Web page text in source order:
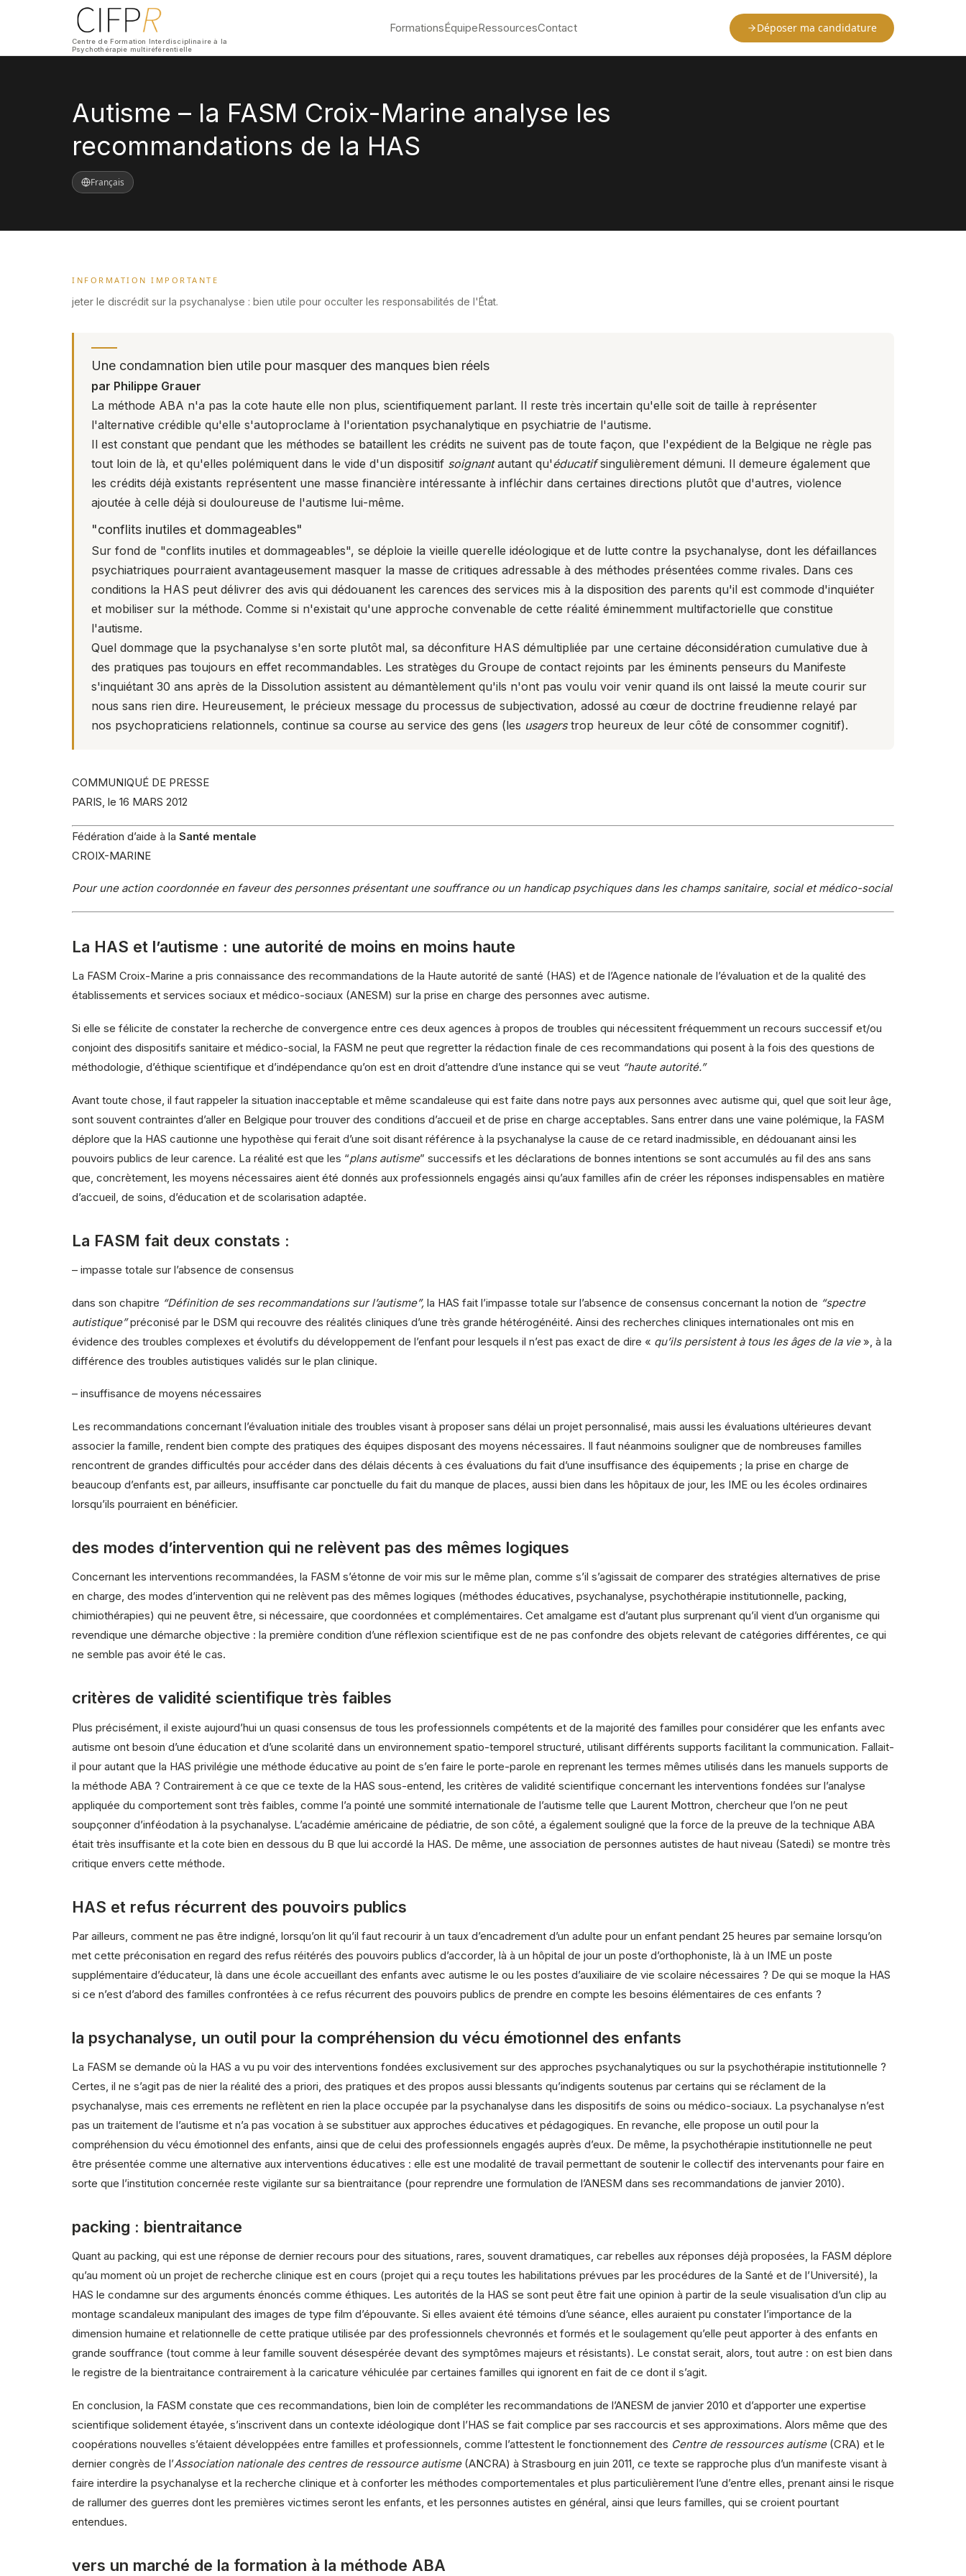
Centre de Formation Interdisciplinaire à la
Psychothérapie multiréférentielle
FormationsÉquipeRessourcesContact Déposer ma candidature
Autisme – la FASM Croix-Marine analyse les
recommandations de la HAS
Français
INFORMATION IMPORTANTE
jeter le discrédit sur la psychanalyse : bien utile pour occulter les responsabilités de l'État.
Une condamnation bien utile pour masquer des manques bien réels
par Philippe Grauer
La méthode ABA n'a pas la cote haute elle non plus, scientifiquement parlant. Il reste très incertain qu'elle soit de taille à représenter
l'alternative crédible qu'elle s'autoproclame à l'orientation psychanalytique en psychiatrie de l'autisme.
Il est constant que pendant que les méthodes se bataillent les crédits ne suivent pas de toute façon, que l'expédient de la Belgique ne règle pas
tout loin de là, et qu'elles polémiquent dans le vide d'un dispositif soignantautant qu'éducatifsingulièrement démuni. Il demeure également que
les crédits déjà existants représentent une masse financière intéressante à infléchir dans certaines directions plutôt que d'autres, violence
ajoutée à celle déjà si douloureuse de l'autisme lui-même.
"conflits inutiles et dommageables"
Sur fond de "conflits inutiles et dommageables", se déploie la vieille querelle idéologique et de lutte contre la psychanalyse, dont les défaillances
psychiatriques pourraient avantageusement masquer la masse de critiques adressable à des méthodes présentées comme rivales. Dans ces
conditions la HAS peut délivrer des avis qui dédouanent les carences des services mis à la disposition des parents qu'il est commode d'inquiéter
et mobiliser sur la méthode. Comme si n'existait qu'une approche convenable de cette réalité éminemment multifactorielle que constitue
l'autisme.
Quel dommage que la psychanalyse s'en sorte plutôt mal, sa déconfiture HAS démultipliée par une certaine déconsidération cumulative due à
des pratiques pas toujours en effet recommandables. Les stratèges du Groupe de contact rejoints par les éminents penseurs du Manifeste
s'inquiétant 30 ans après de la Dissolution assistent au démantèlement qu'ils n'ont pas voulu voir venir quand ils ont laissé la meute courir sur
nous sans rien dire. Heureusement, le précieux message du processus de subjectivation, adossé au cœur de doctrine freudienne relayé par
nos psychopraticiens relationnels, continue sa course au service des gens (les usagerstrop heureux de leur côté de consommer cognitif).
COMMUNIQUÉ DE PRESSE
PARIS, le 16 MARS 2012
Fédération d’aide à la Santé mentale
CROIX-MARINE
Pour une action coordonnée en faveur des personnes présentant une souffrance ou un handicap psychiques dans les champs sanitaire, social et médico-social
La HAS et l’autisme : une autorité de moins en moins haute
La FASM Croix-Marine a pris connaissance des recommandations de la Haute autorité de santé (HAS) et de l’Agence nationale de l’évaluation et de la qualité des
établissements et services sociaux et médico-sociaux (ANESM) sur la prise en charge des personnes avec autisme.
Si elle se félicite de constater la recherche de convergence entre ces deux agences à propos de troubles qui nécessitent fréquemment un recours successif et/ou
conjoint des dispositifs sanitaire et médico-social, la FASM ne peut que regretter la rédaction finale de ces recommandations qui posent à la fois des questions de
méthodologie, d’éthique scientifique et d’indépendance qu’on est en droit d’attendre d’une instance qui se veut “haute autorité.”
Avant toute chose, il faut rappeler la situation inacceptable et même scandaleuse qui est faite dans notre pays aux personnes avec autisme qui, quel que soit leur âge,
sont souvent contraintes d’aller en Belgique pour trouver des conditions d’accueil et de prise en charge acceptables. Sans entrer dans une vaine polémique, la FASM
déplore que la HAS cautionne une hypothèse qui ferait d’une soit disant référence à la psychanalyse la cause de ce retard inadmissible, en dédouanant ainsi les
pouvoirs publics de leur carence. La réalité est que les “plans autisme” successifs et les déclarations de bonnes intentions se sont accumulés au fil des ans sans
que, concrètement, les moyens nécessaires aient été donnés aux professionnels engagés ainsi qu’aux familles afin de créer les réponses indispensables en matière
d’accueil, de soins, d’éducation et de scolarisation adaptée.
La FASM fait deux constats :
– impasse totale sur l’absence de consensus
dans son chapitre “Définition de ses recommandations sur l’autisme”, la HAS fait l’impasse totale sur l’absence de consensus concernant la notion de “spectre
autistique”préconisé par le DSM qui recouvre des réalités cliniques d’une très grande hétérogénéité. Ainsi des recherches cliniques internationales ont mis en
évidence des troubles complexes et évolutifs du développement de l’enfant pour lesquels il n’est pas exact de dire « qu’ils persistent à tous les âges de la vie», à la
différence des troubles autistiques validés sur le plan clinique.
– insuffisance de moyens nécessaires
Les recommandations concernant l’évaluation initiale des troubles visant à proposer sans délai un projet personnalisé, mais aussi les évaluations ultérieures devant
associer la famille, rendent bien compte des pratiques des équipes disposant des moyens nécessaires. Il faut néanmoins souligner que de nombreuses familles
rencontrent de grandes difficultés pour accéder dans des délais décents à ces évaluations du fait d’une insuffisance des équipements ; la prise en charge de
beaucoup d’enfants est, par ailleurs, insuffisante car ponctuelle du fait du manque de places, aussi bien dans les hôpitaux de jour, les IME ou les écoles ordinaires
lorsqu’ils pourraient en bénéficier.
des modes d’intervention qui ne relèvent pas des mêmes logiques
Concernant les interventions recommandées, la FASM s’étonne de voir mis sur le même plan, comme s’il s’agissait de comparer des stratégies alternatives de prise
en charge, des modes d’intervention qui ne relèvent pas des mêmes logiques (méthodes éducatives, psychanalyse, psychothérapie institutionnelle, packing,
chimiothérapies) qui ne peuvent être, si nécessaire, que coordonnées et complémentaires. Cet amalgame est d’autant plus surprenant qu’il vient d’un organisme qui
revendique une démarche objective : la première condition d’une réflexion scientifique est de ne pas confondre des objets relevant de catégories différentes, ce qui
ne semble pas avoir été le cas.
critères de validité scientifique très faibles
Plus précisément, il existe aujourd’hui un quasi consensus de tous les professionnels compétents et de la majorité des familles pour considérer que les enfants avec
autisme ont besoin d’une éducation et d’une scolarité dans un environnement spatio-temporel structuré, utilisant différents supports facilitant la communication. Fallait-
il pour autant que la HAS privilégie une méthode éducative au point de s’en faire le porte-parole en reprenant les termes mêmes utilisés dans les manuels supports de
la méthode ABA ? Contrairement à ce que ce texte de la HAS sous-entend, les critères de validité scientifique concernant les interventions fondées sur l’analyse
appliquée du comportement sont très faibles, comme l’a pointé une sommité internationale de l’autisme telle que Laurent Mottron, chercheur que l’on ne peut
soupçonner d’inféodation à la psychanalyse. L’académie américaine de pédiatrie, de son côté, a également souligné que la force de la preuve de la technique ABA
était très insuffisante et la cote bien en dessous du B que lui accordé la HAS. De même, une association de personnes autistes de haut niveau (Satedi) se montre très
critique envers cette méthode.
HAS et refus récurrent des pouvoirs publics
Par ailleurs, comment ne pas être indigné, lorsqu’on lit qu’il faut recourir à un taux d’encadrement d’un adulte pour un enfant pendant 25 heures par semaine lorsqu’on
met cette préconisation en regard des refus réitérés des pouvoirs publics d’accorder, là à un hôpital de jour un poste d’orthophoniste, là à un IME un poste
supplémentaire d’éducateur, là dans une école accueillant des enfants avec autisme le ou les postes d’auxiliaire de vie scolaire nécessaires ? De qui se moque la HAS
si ce n’est d’abord des familles confrontées à ce refus récurrent des pouvoirs publics de prendre en compte les besoins élémentaires de ces enfants ?
la psychanalyse, un outil pour la compréhension du vécu émotionnel des enfants
La FASM se demande où la HAS a vu pu voir des interventions fondées exclusivement sur des approches psychanalytiques ou sur la psychothérapie institutionnelle ?
Certes, il ne s’agit pas de nier la réalité des a priori, des pratiques et des propos aussi blessants qu’indigents soutenus par certains qui se réclament de la
psychanalyse, mais ces errements ne reflètent en rien la place occupée par la psychanalyse dans les dispositifs de soins ou médico-sociaux. La psychanalyse n’est
pas un traitement de l’autisme et n’a pas vocation à se substituer aux approches éducatives et pédagogiques. En revanche, elle propose un outil pour la
compréhension du vécu émotionnel des enfants, ainsi que de celui des professionnels engagés auprès d’eux. De même, la psychothérapie institutionnelle ne peut
être présentée comme une alternative aux interventions éducatives : elle est une modalité de travail permettant de soutenir le collectif des intervenants pour faire en
sorte que l’institution concernée reste vigilante sur sa bientraitance (pour reprendre une formulation de l’ANESM dans ses recommandations de janvier 2010).
packing : bientraitance
Quant au packing, qui est une réponse de dernier recours pour des situations, rares, souvent dramatiques, car rebelles aux réponses déjà proposées, la FASM déplore
qu’au moment où un projet de recherche clinique est en cours (projet qui a reçu toutes les habilitations prévues par les procédures de la Santé et de l’Université), la
HAS le condamne sur des arguments énoncés comme éthiques. Les autorités de la HAS se sont peut être fait une opinion à partir de la seule visualisation d’un clip au
montage scandaleux manipulant des images de type film d’épouvante. Si elles avaient été témoins d’une séance, elles auraient pu constater l’importance de la
dimension humaine et relationnelle de cette pratique utilisée par des professionnels chevronnés et formés et le soulagement qu’elle peut apporter à des enfants en
grande souffrance (tout comme à leur famille souvent désespérée devant des symptômes majeurs et résistants). Le constat serait, alors, tout autre : on est bien dans
le registre de la bientraitance contrairement à la caricature véhiculée par certaines familles qui ignorent en fait de ce dont il s’agit.
En conclusion, la FASM constate que ces recommandations, bien loin de compléter les recommandations de l’ANESM de janvier 2010 et d’apporter une expertise
scientifique solidement étayée, s’inscrivent dans un contexte idéologique dont l’HAS se fait complice par ses raccourcis et ses approximations. Alors même que des
coopérations nouvelles s’étaient développées entre familles et professionnels, comme l’attestent le fonctionnement des Centre de ressources autisme(CRA) et le
dernier congrès de l’Association nationale des centres de ressource autisme(ANCRA) à Strasbourg en juin 2011, ce texte se rapproche plus d’un manifeste visant à
faire interdire la psychanalyse et la recherche clinique et à conforter les méthodes comportementales et plus particulièrement l’une d’entre elles, prenant ainsi le risque
de rallumer des guerres dont les premières victimes seront les enfants, et les personnes autistes en général, ainsi que leurs familles, qui se croient pourtant
entendues.
vers un marché de la formation à la méthode ABA